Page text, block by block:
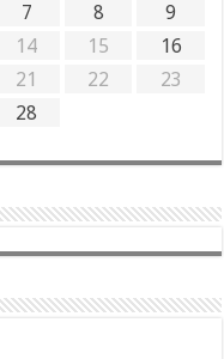
7 8
9
14 15
16
21 22
23
28